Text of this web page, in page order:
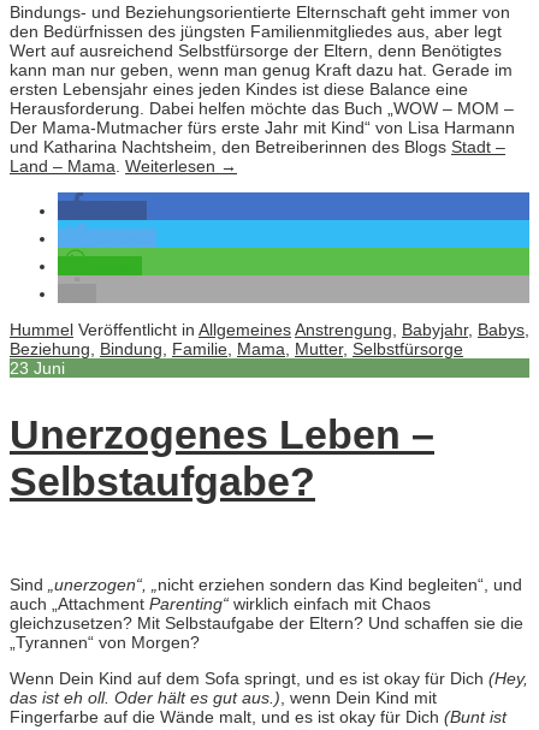
Bindungs- und Beziehungsorientierte Elternschaft geht immer von
den Bedürfnissen des jüngsten Familienmitgliedes aus, aber legt
Wert auf ausreichend Selbstfürsorge der Eltern, denn Benötigtes
kann man nur geben, wenn man genug Kraft dazu hat. Gerade im
ersten Lebensjahr eines jeden Kindes ist diese Balance eine
Herausforderung. Dabei helfen möchte das Buch „WOW – MOM –
Der Mama-Mutmacher fürs erste Jahr mit Kind“ von Lisa Harmann
und Katharina Nachtsheim, den Betreiberinnen des Blogs Stadt –
Land – Mama Weiterlesen →
Hummel Veröffentlicht in AllgemeinesAnstrengung Babyjahr, Babys
Beziehung
Bindung Familie Mama Mutter, Selbstfürsorge
23 Juni
Unerzogenes Leben –
Selbstaufgabe?
Sind „unerzogen“, „ nicht erziehen sondern das Kind begleiten“, und
auch „Attachment Parenting“ wirklich einfach mit Chaos
gleichzusetzen? Mit Selbstaufgabe der Eltern? Und schaffen sie die
„Tyrannen“ von Morgen?
Wenn Dein Kind auf dem Sofa springt, und es ist okay für Dich (Hey,
das ist eh oll. Oder hält es gut aus.) , wenn Dein Kind mit
Fingerfarbe auf die Wände malt, und es ist okay für Dich (Bunt ist